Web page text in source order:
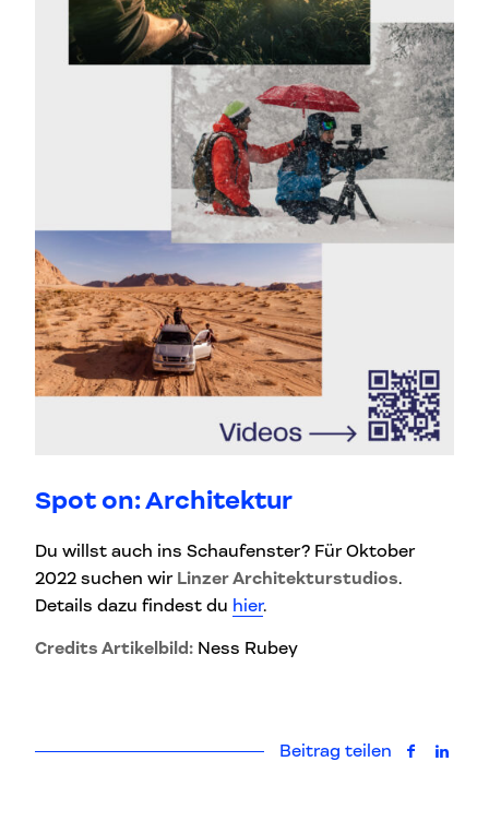
Spot on: Architektur
Du willst auch ins Schaufenster? Für Oktober
2022 suchen wir Linzer Architekturstudios.
Details dazu findest du hier.
Credits Artikelbild: Ness Rubey
Beitrag teilen auf auf